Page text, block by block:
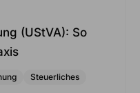
(UStVA): So
Steuerliches